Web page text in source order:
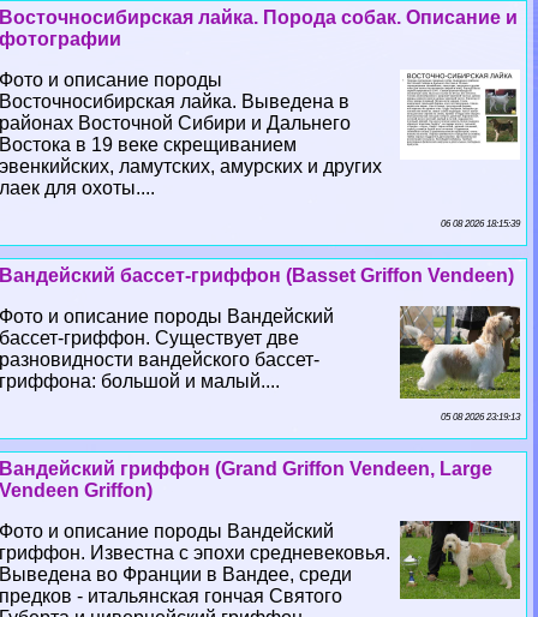
Восточносибирская лайка. Порода собак. Описание и
фотографии
Фото и описание породы
Восточносибирская лайка. Выведена в
районах Восточной Сибири и Дальнего
Востока в 19 веке скрещиванием
эвенкийских, ламутских, амурских и других
лаек для охоты....
06 08 2026 18:15:39
Вандейский бассет-гриффон (Basset Griffon Vendeen)
Фото и описание породы Вандейский
бассет-гриффон. Существует две
разновидности вандейского бассет-
гриффона: большой и малый....
05 08 2026 23:19:13
Вандейский гриффон (Grand Griffon Vendeen, Large
Vendeen Griffon)
Фото и описание породы Вандейский
гриффон. Известна с эпохи средневековья.
Выведена во Франции в Вандее, среди
предков - итальянская гончая Святого